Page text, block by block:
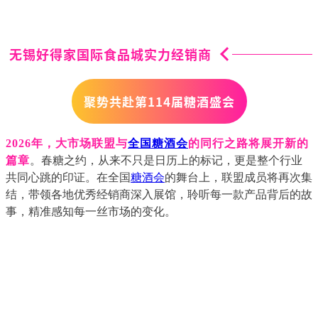
无锡好得家国际食品城实力经销商
聚势共赴第114届糖酒盛会
2026年，大市场联盟与全国糖酒会的同行之路将展开新的
篇章。 春糖之约，从来不只是日历上的标记，更是整个行业
共同心跳的印证。在全国糖酒会的舞台上，联盟成员将再次集
结，带领各地优秀经销商深入展馆，聆听每一款产品背后的故
事，精准感知每一丝市场的变化。